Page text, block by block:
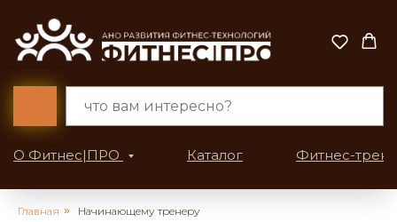
О Фитнес|ПРО Каталог Фитнес-
Главная » Начинающему тренеру